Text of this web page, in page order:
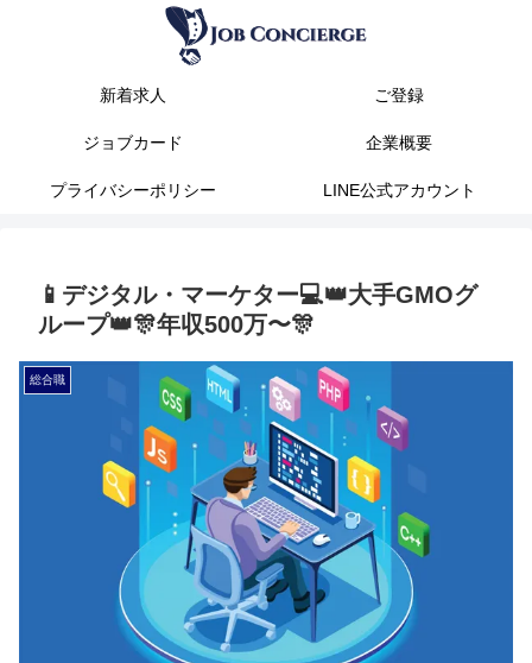
新着求人 ご登録
ジョブカード 企業概要
プライバシーポリシー LINE公式アカウント
📱デジタル・マーケター💻️👑大手GMOグ
ループ👑🎊年収500万〜🎊
総合職